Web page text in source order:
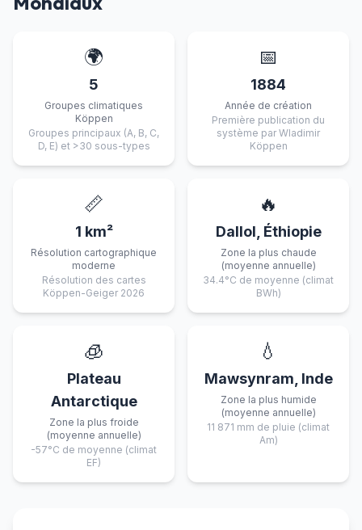
🌍
5
Groupes climatiques
Köppen
Groupes principaux (A, B, C,
D, E) et >30 sous-types
📅
1884
Année de création
Première publication du
système par Wladimir
Köppen
📏
1 km²
Résolution cartographique
moderne
Résolution des cartes
Köppen-Geiger 2026
🔥
Dallol, Éthiopie
Zone la plus chaude
(moyenne annuelle)
34.4°C de moyenne (climat
BWh)
🧊
Plateau
Antarctique
Zone la plus froide
(moyenne annuelle)
-57°C de moyenne (climat
EF)
💧
Mawsynram, Inde
Zone la plus humide
(moyenne annuelle)
11 871 mm de pluie (climat
Am)